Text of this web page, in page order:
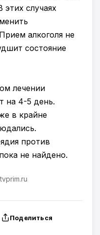
этих случаях
алкоголя не
состояние
лечении
на 4-5 день.
в крайне
против
не найдено.
Поделиться